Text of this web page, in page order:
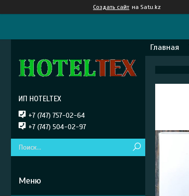
Создать сайт на Satu.kz
Главная
ИП HOTELTEX
+7 (747) 757-02-64
+7 (747) 504-02-97